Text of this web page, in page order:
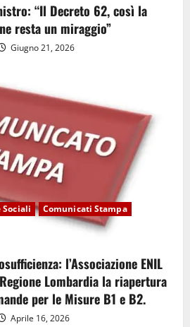
“Il Decreto 62, così la
resta un miraggio”
Giugno 21, 2026
Sociali
Comunicati Stampa
l’Associazione ENIL
Lombardia la riapertura
per le Misure B1 e B2.
Aprile 16, 2026